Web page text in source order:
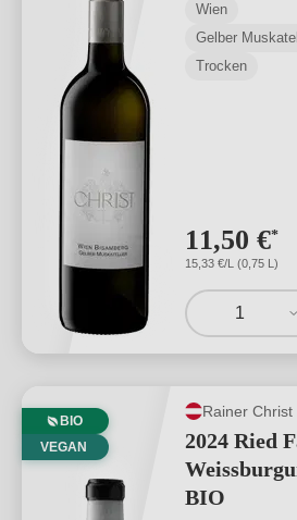
Wien
Gelber
Trocken
11,50 €*
15,33 €/L (0,75 L)
1
BIO
VEGAN
Rainer Christ
2024 Ried
BIO